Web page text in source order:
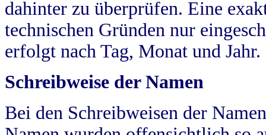
dahinter zu überprüfen. Eine
technischen Gründen nur
erfolgt nach Tag, Monat und Jahr.
Schreibweise der Namen
Bei den Schreibweisen der